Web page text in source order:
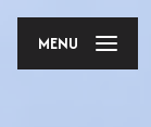
MENU